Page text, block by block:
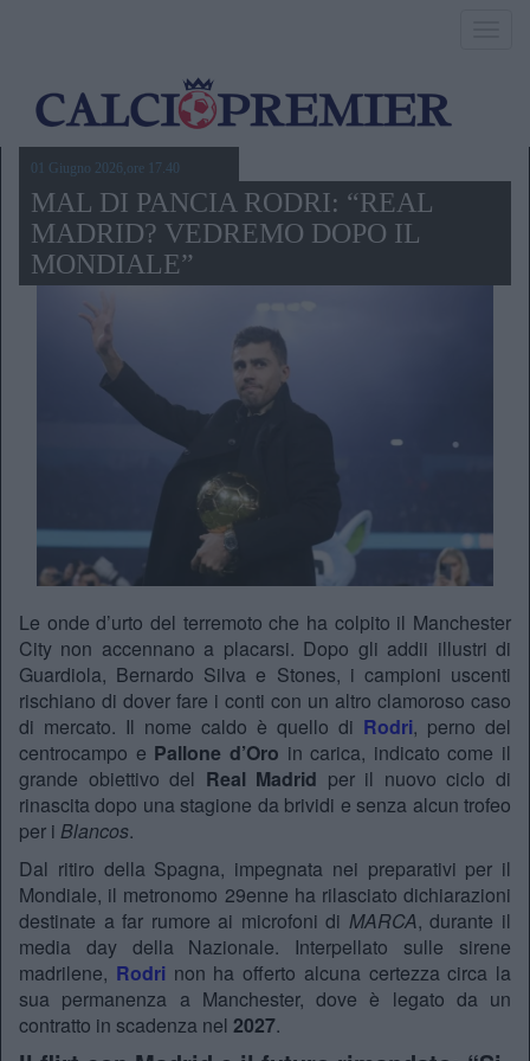
01 Giugno 2026,ore 17.40
MAL DI PANCIA RODRI: “REAL
MADRID? VEDREMO DOPO IL
MONDIALE”
Le onde d’urto del terremoto che ha colpito il Manchester
City non accennano a placarsi. Dopo gli addii illustri di
Guardiola, Bernardo Silva e Stones, i campioni uscenti
rischiano di dover fare i conti con un altro clamoroso caso
di mercato. Il nome caldo è quello di Rodri, perno del
centrocampo e Pallone d’Oro in carica, indicato come il
grande obiettivo del Real Madrid per il nuovo ciclo di
rinascita dopo una stagione da brividi e senza alcun trofeo
per i Blancos.
Dal ritiro della Spagna, impegnata nei preparativi per il
Mondiale, il metronomo 29enne ha rilasciato dichiarazioni
destinate a far rumore ai microfoni di MARCA, durante il
media day della Nazionale. Interpellato sulle sirene
madrilene, Rodri non ha offerto alcuna certezza circa la
sua permanenza a Manchester, dove è legato da un
contratto in scadenza nel 2027.